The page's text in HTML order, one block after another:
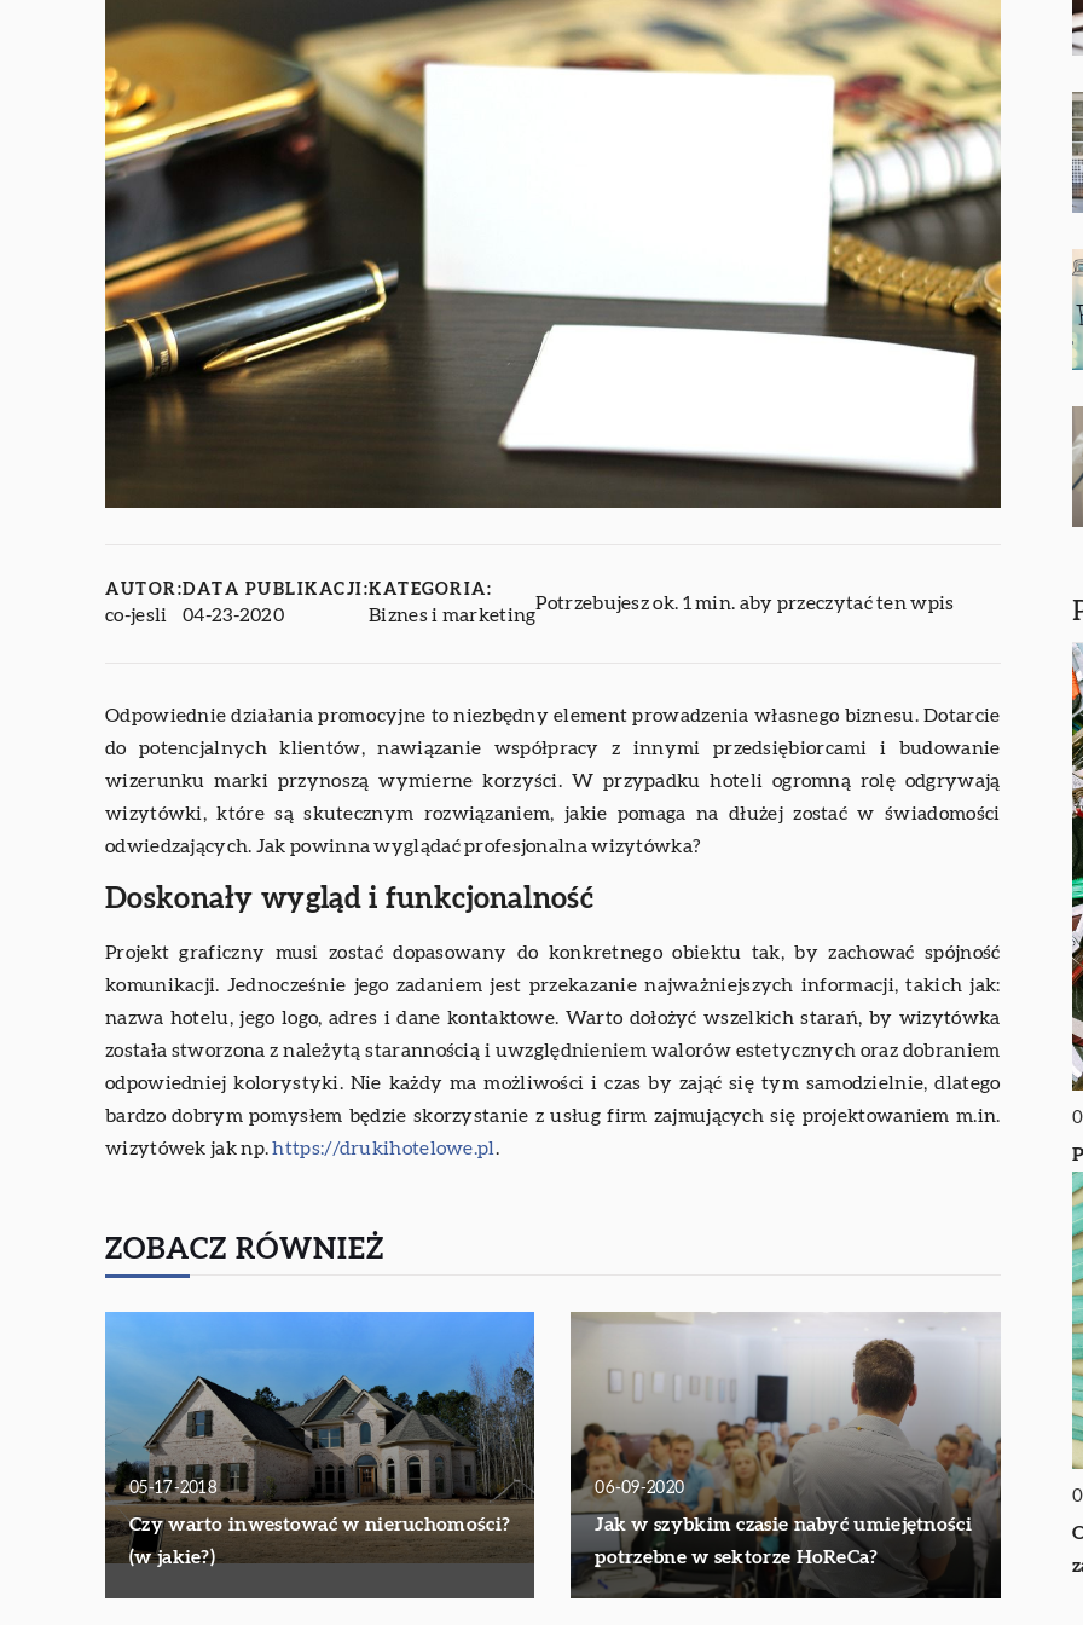
AUTOR:
co-jesli
DATA PUBLIKACJI:
04-23-2020
KATEGORIA:
Biznes i marketing
Potrzebujesz ok. 1 min. aby przeczytać ten wpis
Odpowiednie działania promocyjne to niezbędny element prowadzenia własnego biznesu. Dotarcie
do potencjalnych klientów, nawiązanie współpracy z innymi przedsiębiorcami i budowanie
wizerunku marki przynoszą wymierne korzyści. W przypadku hoteli ogromną rolę odgrywają
wizytówki, które są skutecznym rozwiązaniem, jakie pomaga na dłużej zostać w świadomości
odwiedzających. Jak powinna wyglądać profesjonalna wizytówka?
Doskonały wygląd i funkcjonalność
Projekt graficzny musi zostać dopasowany do konkretnego obiektu tak, by zachować spójność
komunikacji. Jednocześnie jego zadaniem jest przekazanie najważniejszych informacji, takich jak:
nazwa hotelu, jego logo, adres i dane kontaktowe. Warto dołożyć wszelkich starań, by wizytówka
została stworzona z należytą starannością i uwzględnieniem walorów estetycznych oraz dobraniem
odpowiedniej kolorystyki. Nie każdy ma możliwości i czas by zająć się tym samodzielnie, dlatego
bardzo dobrym pomysłem będzie skorzystanie z usług firm zajmujących się projektowaniem m.in.
wizytówek jak np.https://drukihotelowe.pl .
ZOBACZ RÓWNIEŻ
05-17-2018
Czy warto inwestować w nieruchomości?
(w jakie?)
06-09-2020
Jak w szybkim czasie nabyć umiejętności
potrzebne w sektorze HoReCa?